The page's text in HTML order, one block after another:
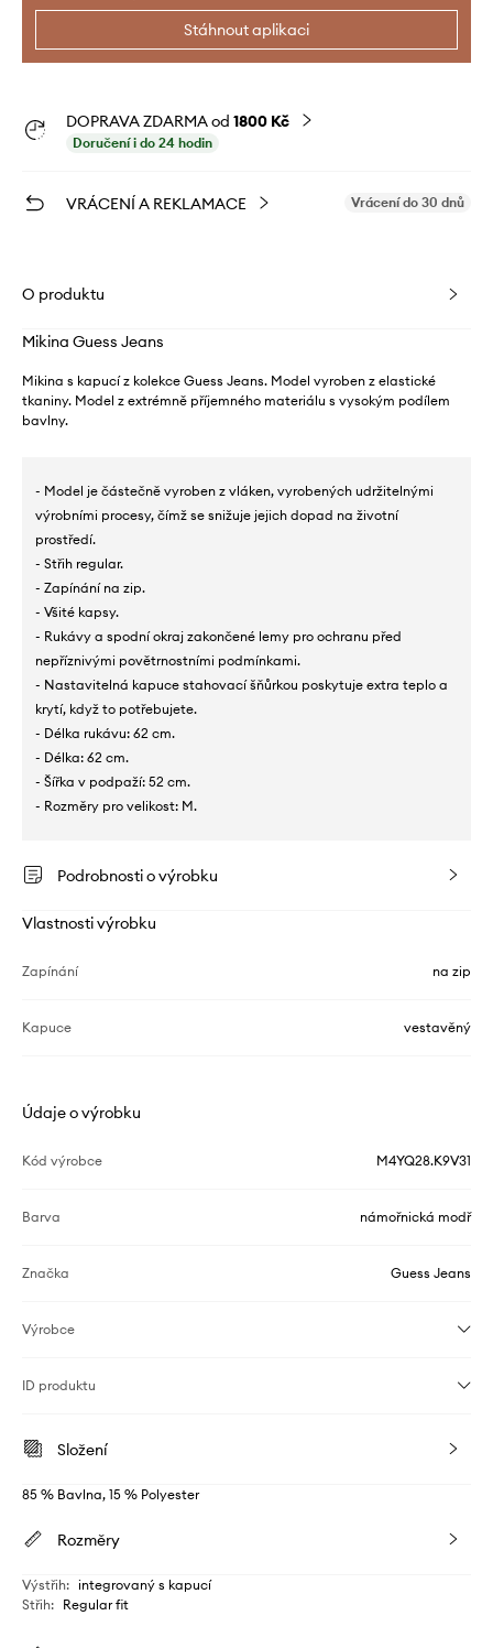
Stáhnout aplikaci
DOPRAVA ZDARMA od 1800 Kč
Doručení i do 24 hodin
VRÁCENÍ A REKLAMACE Vrácení do 30 dnů
O produktu
Mikina Guess Jeans
Mikina s kapucí z kolekce Guess Jeans. Model vyroben z elastické
tkaniny. Model z extrémně příjemného materiálu s vysokým podílem
bavlny.
- Model je částečně vyroben z vláken, vyrobených udržitelnými
výrobními procesy, čímž se snižuje jejich dopad na životní
prostředí.
- Střih regular.
- Zapínání na zip.
- Všité kapsy.
- Rukávy a spodní okraj zakončené lemy pro ochranu před
nepříznivými povětrnostními podmínkami.
- Nastavitelná kapuce stahovací šňůrkou poskytuje extra teplo a
krytí, když to potřebujete.
- Délka rukávu: 62 cm.
- Délka: 62 cm.
- Šířka v podpaží: 52 cm.
- Rozměry pro velikost: M.
Podrobnosti o výrobku
Vlastnosti výrobku
Zapínání na zip
Kapuce vestavěný
Údaje o výrobku
Kód výrobce M4YQ28.K9V31
Barva námořnická modř
Značka Guess Jeans
Výrobce
ID produktu
Složení
85 % Bavlna, 15 % Polyester
Rozměry
Výstřih: integrovaný s kapucí
Střih: Regular fit